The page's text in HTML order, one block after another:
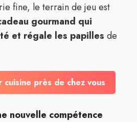
fine, le terrain de jeu est
gourmand qui
et régale les papilles de
près de chez vous
nouvelle compétence